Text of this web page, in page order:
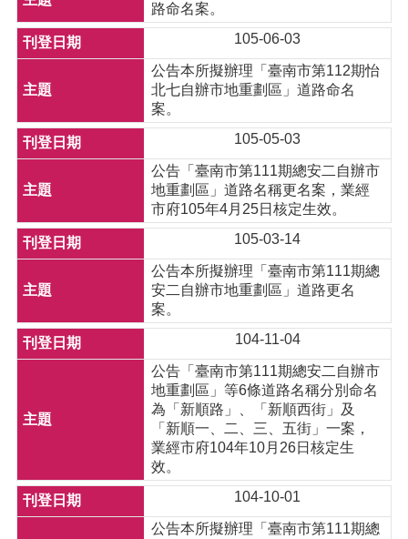
路命名案。
105-06-03
公告本所擬辦理「臺南市第112期怡
北七自辦市地重劃區」道路命名
案。
105-05-03
公告「臺南市第111期總安二自辦市
地重劃區」道路名稱更名案，業經
市府105年4月25日核定生效。
105-03-14
公告本所擬辦理「臺南市第111期總
安二自辦市地重劃區」道路更名
案。
104-11-04
公告「臺南市第111期總安二自辦市
地重劃區」等6條道路名稱分別命名
為「新順路」、「新順西街」及
「新順一、二、三、五街」一案，
業經市府104年10月26日核定生
效。
104-10-01
公告本所擬辦理「臺南市第111期總